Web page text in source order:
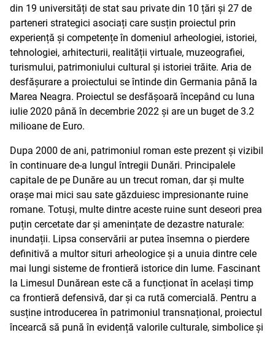
din 19 universități de stat sau private din 10 țări și 27 de
parteneri strategici asociați care susțin proiectul prin
experiență și competențe în domeniul arheologiei, istoriei,
tehnologiei, arhitecturii, realității virtuale, muzeografiei,
turismului, patrimoniului cultural și istoriei trăite. Aria de
desfășurare a proiectului se întinde din Germania până la
Marea Neagra. Proiectul se desfășoară începând cu luna
iulie 2020 până în decembrie 2022 și are un buget de 3.2
milioane de Euro.
Dupa 2000 de ani, patrimoniul roman este prezent și vizibil
în continuare de-a lungul întregii Dunări. Principalele
capitale de pe Dunăre au un trecut roman, dar și multe
orașe mai mici sau sate găzduiesc impresionante ruine
romane. Totuși, multe dintre aceste ruine sunt deseori prea
puțin cercetate dar și amenințate de dezastre naturale:
inundații. Lipsa conservării ar putea însemna o pierdere
definitivă a multor situri arheologice și a unuia dintre cele
mai lungi sisteme de frontieră istorice din lume. Fascinant
la Limesul Dunărean este că a funcționat în același timp
ca frontieră defensivă, dar și ca rută comercială. Pentru a
susține introducerea în patrimoniul transnațional, proiectul
încearcă să pună în evidență valorile culturale, simbolice și